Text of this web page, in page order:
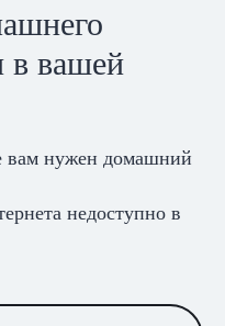
в вашей
вам нужен домашний
недоступно в